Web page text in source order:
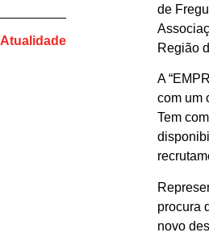
Atualidade
de
Região
A
com um
Tem
procura
novo